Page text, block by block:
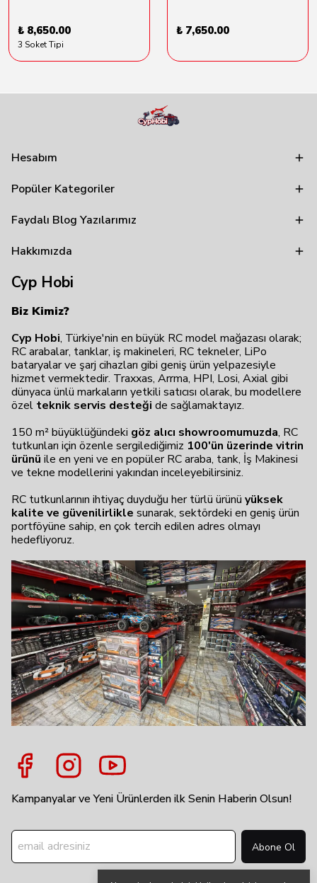
₺ 8,650.00
3 Soket Tipi
₺ 7,650.00
Hesabım
Popüler Kategoriler
Faydalı Blog Yazılarımız
Hakkımızda
Cyp Hobi
Biz Kimiz?
Cyp Hobi, Türkiye'nin en büyük RC model mağazası olarak;
RC arabalar, tanklar, iş makineleri, RC tekneler, LiPo
bataryalar ve şarj cihazları gibi geniş ürün yelpazesiyle
hizmet vermektedir. Traxxas, Arrma, HPI, Losi, Axial gibi
dünyaca ünlü markaların yetkili satıcısı olarak, bu modellere
özel teknik servis desteği de sağlamaktayız.
150 m² büyüklüğündeki göz alıcı showroomumuzda, RC
tutkunları için özenle sergilediğimiz 100'ün üzerinde vitrin
ürünü ile en yeni ve en popüler RC araba, tank, İş Makinesi
ve tekne modellerini yakından inceleyebilirsiniz.
RC tutkunlarının ihtiyaç duyduğu her türlü ürünü yüksek
kalite ve güvenilirlikle sunarak, sektördeki en geniş ürün
portföyüne sahip, en çok tercih edilen adres olmayı
hedefliyoruz.
Kampanyalar ve Yeni Ürünlerden ilk Senin Haberin Olsun!
Abone Ol